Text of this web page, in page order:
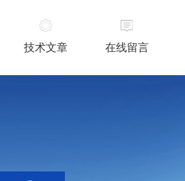
技术文章 在线留言